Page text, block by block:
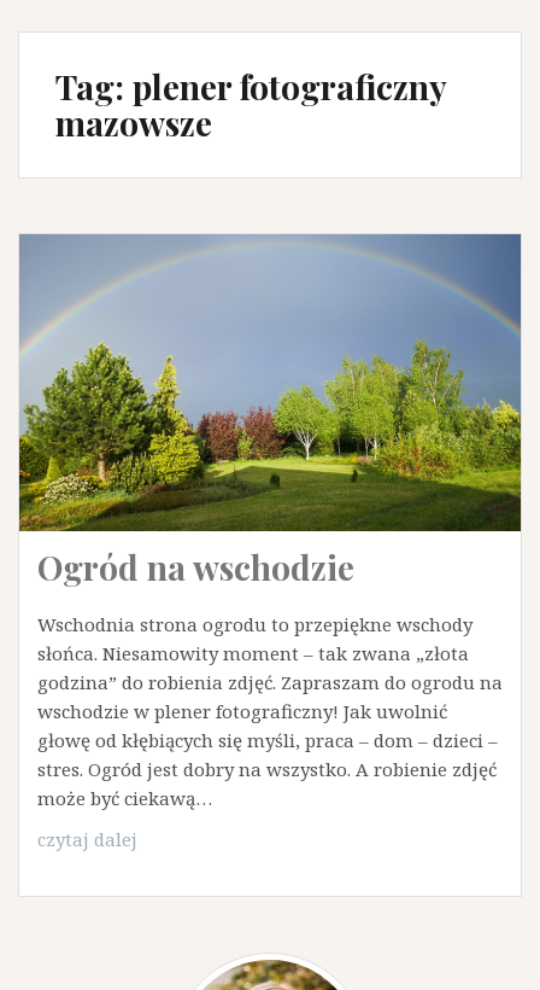
Tag: plener fotograficzny
mazowsze
Ogród na wschodzie
Wschodnia strona ogrodu to przepiękne wschody
słońca. Niesamowity moment – tak zwana „złota
godzina” do robienia zdjęć. Zapraszam do ogrodu na
wschodzie w plener fotograficzny! Jak uwolnić
głowę od kłębiących się myśli, praca – dom – dzieci –
stres. Ogród jest dobry na wszystko. A robienie zdjęć
może być ciekawą…
czytaj dalej
wschodzie